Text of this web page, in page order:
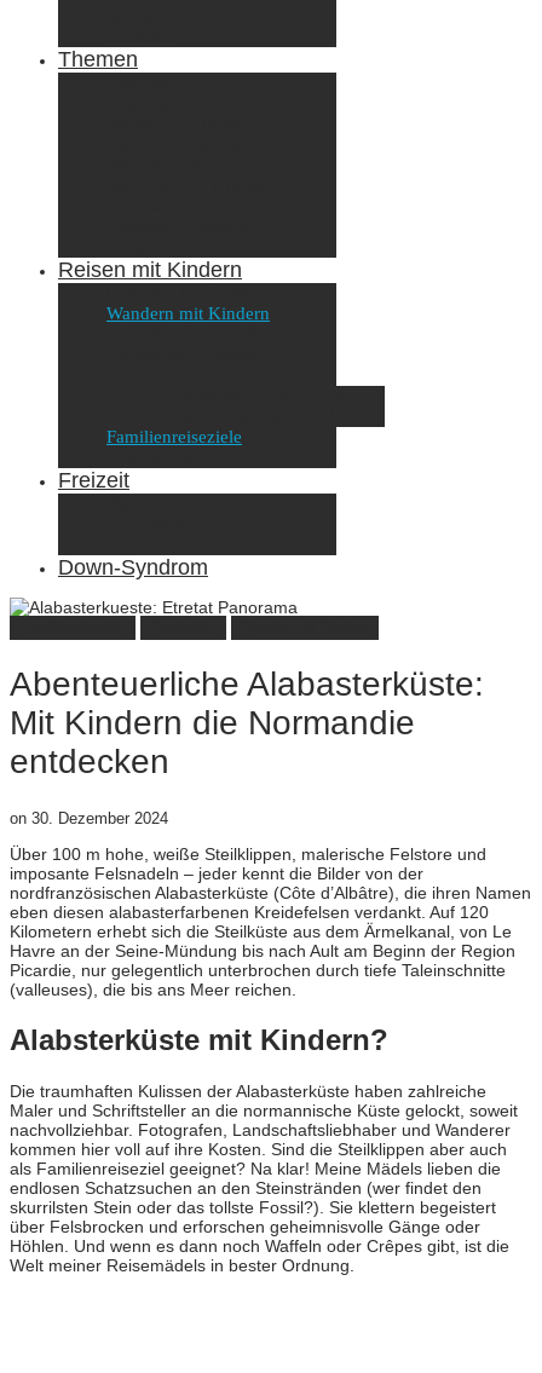
Themen
Reisen mit Kindern
Wandern mit Kindern
Familienreiseziele
Freizeit
Down-Syndrom
Abenteuerliche Alabasterküste:
Mit Kindern die Normandie
entdecken
on 30. Dezember 2024
Über 100 m hohe, weiße Steilklippen, malerische Felstore und
imposante Felsnadeln – jeder kennt die Bilder von der
nordfranzösischen Alabasterküste (Côte d’Albâtre), die ihren Namen
eben diesen alabasterfarbenen Kreidefelsen verdankt. Auf 120
Kilometern erhebt sich die Steilküste aus dem Ärmelkanal, von Le
Havre an der Seine-Mündung bis nach Ault am Beginn der Region
Picardie, nur gelegentlich unterbrochen durch tiefe Taleinschnitte
(valleuses), die bis ans Meer reichen.
Alabsterküste mit Kindern?
Die traumhaften Kulissen der Alabasterküste haben zahlreiche
Maler und Schriftsteller an die normannische Küste gelockt, soweit
nachvollziehbar. Fotografen, Landschaftsliebhaber und Wanderer
kommen hier voll auf ihre Kosten. Sind die Steilklippen aber auch
als Familienreiseziel geeignet? Na klar! Meine Mädels lieben die
endlosen Schatzsuchen an den Steinstränden (wer findet den
skurrilsten Stein oder das tollste Fossil?). Sie klettern begeistert
über Felsbrocken und erforschen geheimnisvolle Gänge oder
Höhlen. Und wenn es dann noch Waffeln oder Crêpes gibt, ist die
Welt meiner Reisemädels in bester Ordnung.